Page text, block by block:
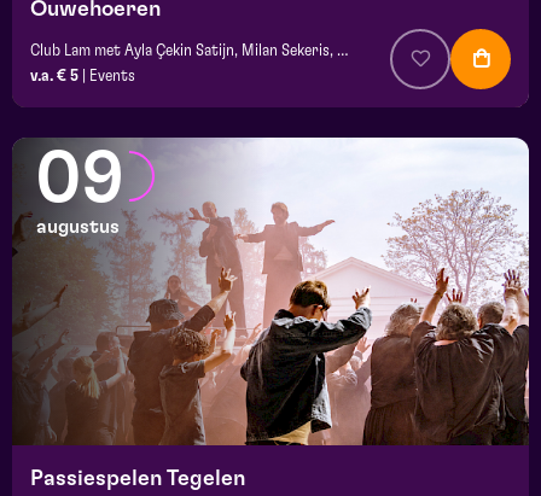
Ouwehoeren
Club Lam met Ayla Çekin Satijn, Milan Sekeris, Dic van Duin, Jean-Baptiste Rey e.a.
v.a. € 5
Events
09
augustus
Passiespelen Tegelen